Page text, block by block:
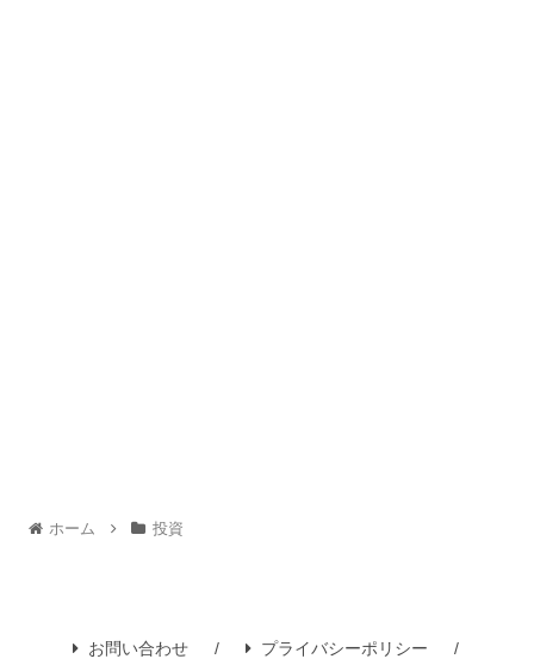
ホーム 投資
お問い合わせ プライバシーポリシー